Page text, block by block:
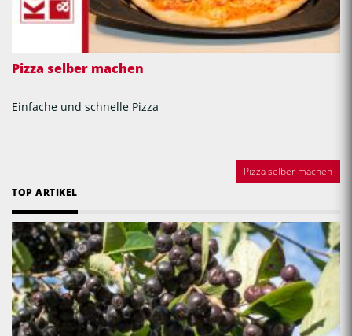
Pizza selber machen
Einfache und schnelle Pizza
Pizza selber machen
TOP ARTIKEL